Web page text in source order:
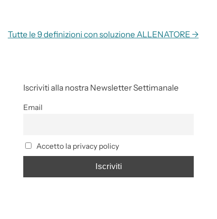
Tutte le 9 definizioni con soluzione ALLENATORE →
Iscriviti alla nostra Newsletter Settimanale
Email
Accetto la privacy policy